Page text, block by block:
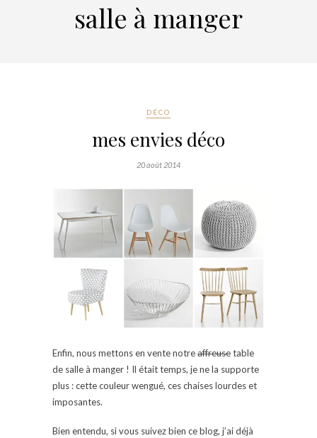
salle à manger
DÉCO
mes envies déco
20 août 2014
Enfin, nous mettons en vente notreaffreusetable
de salle à manger ! Il était temps, je ne la supporte
plus : cette couleur wengué, ces chaises lourdes et
imposantes.
Bien entendu, si vous suivez bien ce blog, j’ai déjà